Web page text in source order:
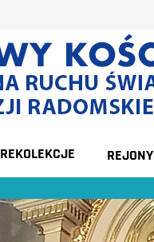
REKOLEKCJE REJONY